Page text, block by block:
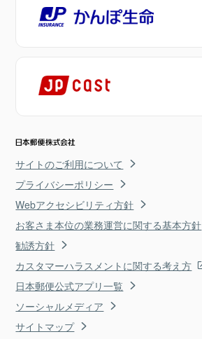
サイトのご利用について
プライバシーポリシー
Webアクセシビリティ方針
お客さま本位の業務運営に関する基本方針
勧誘方針
カスタマーハラスメントに関する考え方
日本郵便公式アプリ一覧
ソーシャルメディア
サイトマップ